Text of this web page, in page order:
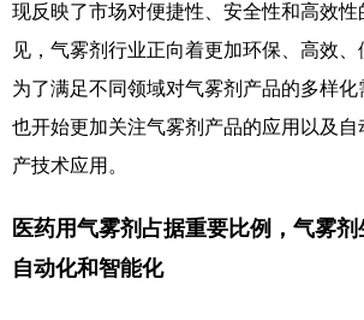
现反映了市场对便捷性、安全性和高效
见，气雾剂行业正向着更加环保、高效、
为了满足不同领域对气雾剂产品的多样
也开始更加关注气雾剂产品的应用以及自
产技术应用。
医药用气雾剂占据重要比例，气雾
自动化和智能化